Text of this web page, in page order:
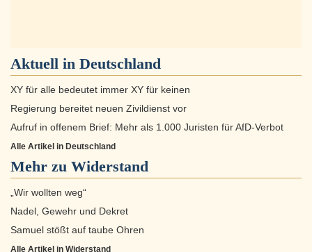
Aktuell in Deutschland
XY für alle bedeutet immer XY für keinen
Regierung bereitet neuen Zivildienst vor
Aufruf in offenem Brief: Mehr als 1.000 Juristen für AfD-Verbot
Alle Artikel in Deutschland
Mehr zu Widerstand
„Wir wollten weg“
Nadel, Gewehr und Dekret
Samuel stößt auf taube Ohren
Alle Artikel in Widerstand